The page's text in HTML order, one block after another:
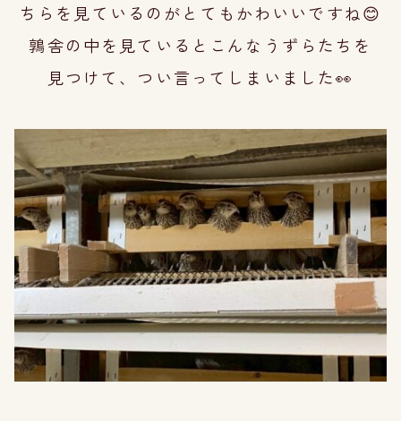
ちらを見ているのがとてもかわいいですね😊
鶉舎の中を見ているとこんなうずらたちを
見つ けて、つい言ってしまいました👀